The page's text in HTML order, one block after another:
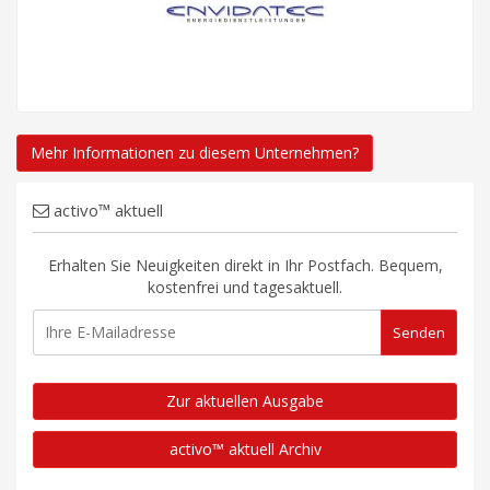
Mehr Informationen zu diesem Unternehmen?
activo™ aktuell
Erhalten Sie Neuigkeiten direkt in Ihr Postfach. Bequem,
kostenfrei und tagesaktuell.
Zur aktuellen Ausgabe
activo™ aktuell Archiv